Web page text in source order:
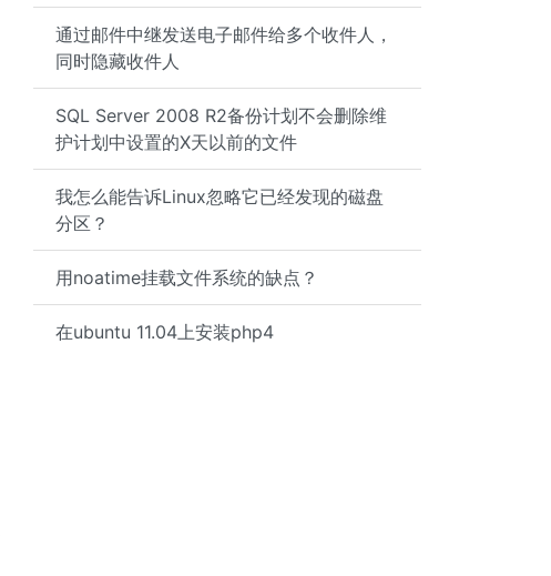
通过邮件中继发送电子邮件给多个收件人，
同时隐藏收件人
SQL Server 2008 R2备份计划不会删除维
护计划中设置的X天以前的文件
我怎么能告诉Linux忽略它已经发现的磁盘
分区？
用noatime挂载文件系统的缺点？
在ubuntu 11.04上安装php4